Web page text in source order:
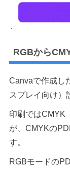
RGBから
Canvaで作成し
スプレイ向け）
印刷ではCMYK
が、CMYKの
す。
RGBモードの